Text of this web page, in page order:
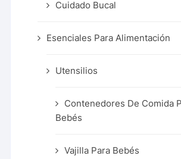
Cuidado Bucal
Esenciales Para Alimentación
Utensilios
Contenedores De Comida
Bebés
Vajilla Para Bebés